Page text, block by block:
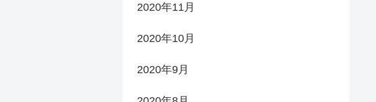
2020年11月
2020年10月
2020年9月